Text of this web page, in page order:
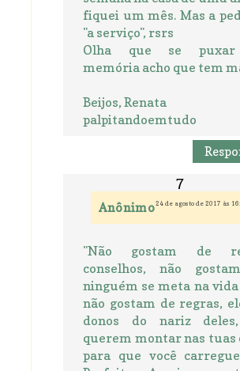
fiquei um mês. Mas a
"a serviço", rsrs
Olha que se puxar
memória acho que tem
Beijos, Renata
palpitandoemtudo
Anônimo24 de agosto de 2017 às
"Não gostam de
conselhos, não
ninguém se meta na vida
não gostam de regras,
donos do nariz
querem montar nas tuas
para que você